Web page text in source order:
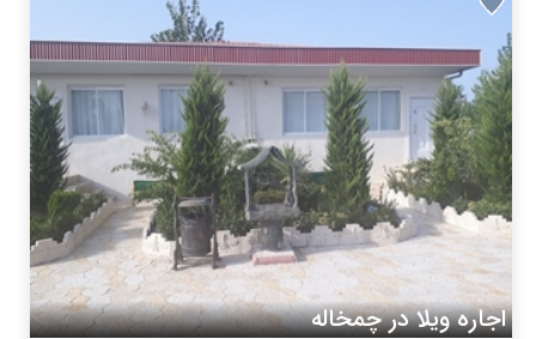
اجاره ویلا در چمخاله